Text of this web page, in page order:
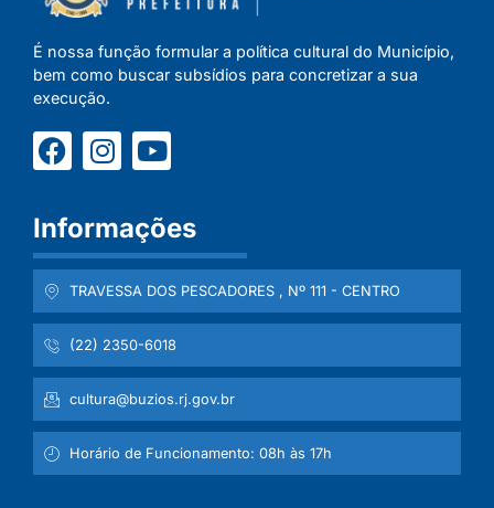
É nossa função formular a política cultural do Município,
bem como buscar subsídios para concretizar a sua
execução.
Informações
TRAVESSA DOS PESCADORES , Nº 111 - CENTRO
(22) 2350-6018
cultura@buzios.rj.gov.br
Horário de Funcionamento: 08h às 17h